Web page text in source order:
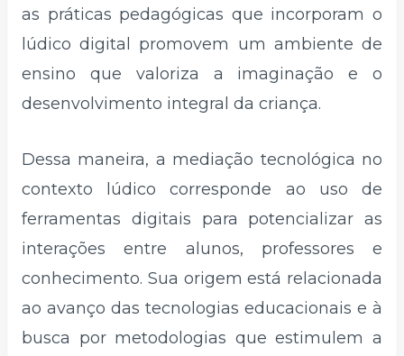
as práticas pedagógicas que incorporam o
lúdico digital promovem um ambiente de
ensino que valoriza a imaginação e o
desenvolvimento integral da criança.
Dessa maneira, a mediação tecnológica no
contexto lúdico corresponde ao uso de
ferramentas digitais para potencializar as
interações entre alunos, professores e
conhecimento. Sua origem está relacionada
ao avanço das tecnologias educacionais e à
busca por metodologias que estimulem a